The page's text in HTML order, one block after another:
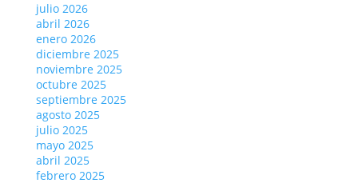
julio 2026
abril 2026
enero 2026
diciembre 2025
noviembre 2025
octubre 2025
septiembre 2025
agosto 2025
julio 2025
mayo 2025
abril 2025
febrero 2025